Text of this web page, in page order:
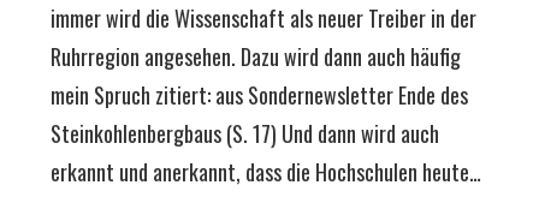
immer wird die Wissenschaft als neuer Treiber in der
Ruhrregion angesehen. Dazu wird dann auch häufig
mein Spruch zitiert: aus Sondernewsletter Ende des
Steinkohlenbergbaus (S. 17) Und dann wird auch
erkannt und anerkannt, dass die Hochschulen heute…